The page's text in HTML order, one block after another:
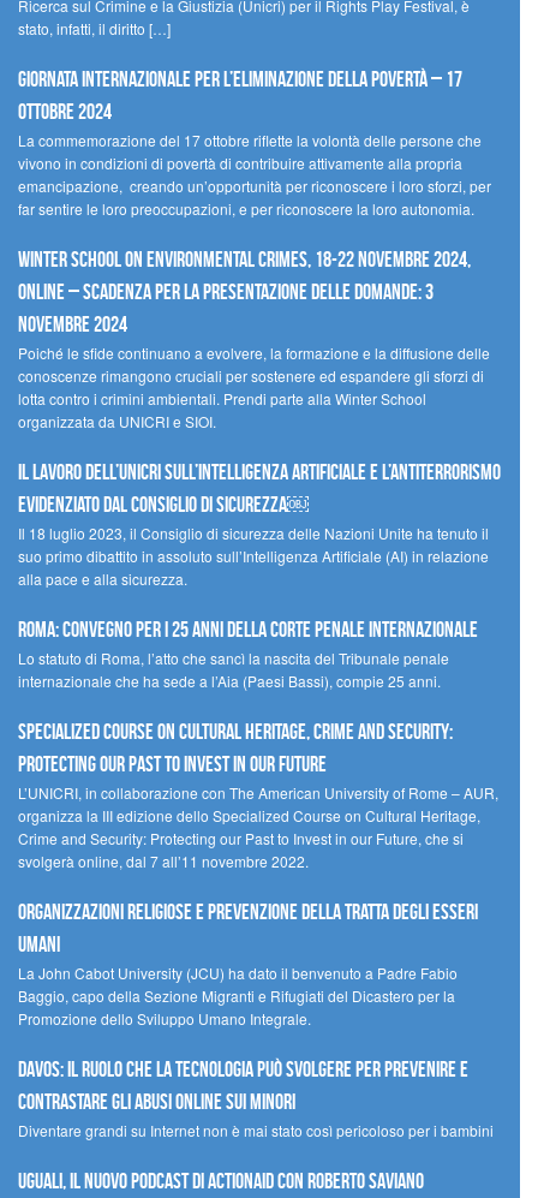
Ricerca sul Crimine e la Giustizia (Unicri) per il Rights Play Festival, è
stato, infatti, il diritto […]
Giornata internazionale per l’eliminazione della povertà – 17
ottobre 2024
La commemorazione del 17 ottobre riflette la volontà delle persone che
vivono in condizioni di povertà di contribuire attivamente alla propria
emancipazione, creando un’opportunità per riconoscere i loro sforzi, per
far sentire le loro preoccupazioni, e per riconoscere la loro autonomia.
Winter School on Environmental Crimes, 18-22 novembre 2024,
Online – Scadenza per la presentazione delle domande: 3
novembre 2024
Poiché le sfide continuano a evolvere, la formazione e la diffusione delle
conoscenze rimangono cruciali per sostenere ed espandere gli sforzi di
lotta contro i crimini ambientali. Prendi parte alla Winter School
organizzata da UNICRI e SIOI.
Il lavoro dell’UNICRI sull’intelligenza artificiale e l’antiterrorismo
evidenziato dal Consiglio di Sicurezza￼
Il 18 luglio 2023, il Consiglio di sicurezza delle Nazioni Unite ha tenuto il
suo primo dibattito in assoluto sull’Intelligenza Artificiale (AI) in relazione
alla pace e alla sicurezza.
Roma: convegno per i 25 anni della Corte penale internazionale
Lo statuto di Roma, l’atto che sancì la nascita del Tribunale penale
internazionale che ha sede a l’Aia (Paesi Bassi), compie 25 anni.
Specialized Course on Cultural Heritage, Crime and Security:
Protecting our Past to Invest in our Future
L’UNICRI, in collaborazione con The American University of Rome – AUR,
organizza la III edizione dello Specialized Course on Cultural Heritage,
Crime and Security: Protecting our Past to Invest in our Future, che si
svolgerà online, dal 7 all’11 novembre 2022.
Organizzazioni religiose e prevenzione della tratta degli esseri
umani
La John Cabot University (JCU) ha dato il benvenuto a Padre Fabio
Baggio, capo della Sezione Migranti e Rifugiati del Dicastero per la
Promozione dello Sviluppo Umano Integrale.
Davos: il ruolo che la tecnologia può svolgere per prevenire e
contrastare gli abusi online sui minori
Diventare grandi su Internet non è mai stato così pericoloso per i bambini
UGUALI, il nuovo podcast di ACTIONAID con Roberto Saviano